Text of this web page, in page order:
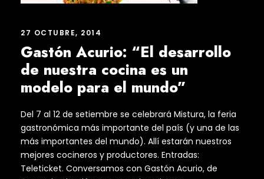
27 OCTUBRE, 2014
Gastón Acurio: “El desarrollo
de nuestra cocina es un
modelo para el mundo”
Del 7 al 12 de setiembre se celebrará Mistura, la feria
gastronómica más importante del país (y una de las
más importantes del mundo). Allí estarán nuestros
mejores cocineros y productores. Entradas:
Teleticket. Conversamos con Gastón Acurio, de